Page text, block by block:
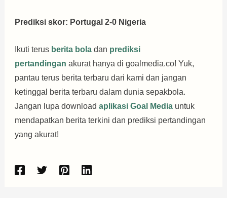
Prediksi skor: Portugal 2-0 Nigeria
Ikuti terus berita bola dan prediksi
pertandingan akurat hanya di goalmedia.co! Yuk,
pantau terus berita terbaru dari kami dan jangan
ketinggal berita terbaru dalam dunia sepakbola.
Jangan lupa download aplikasi Goal Mediauntuk
mendapatkan berita terkini dan prediksi pertandingan
yang akurat!